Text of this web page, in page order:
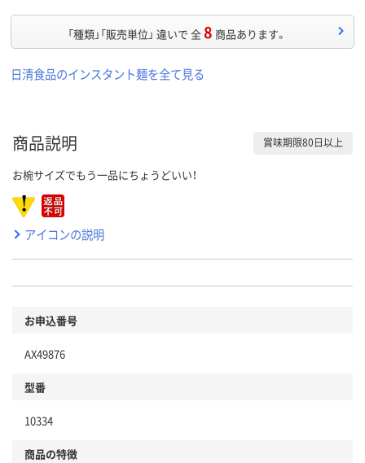
「種類」「販売単位」 違いで 全8 商品あります。
日清食品のインスタント麺を全て見る
商品説明 賞味期限80日以上
お椀サイズでもう一品にちょうどいい！
アイコンの説明
お申込番号
AX49876
型番
10334
商品の特徴